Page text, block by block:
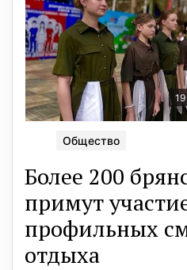
Общество
Более 200
примут
профильных
отдыха